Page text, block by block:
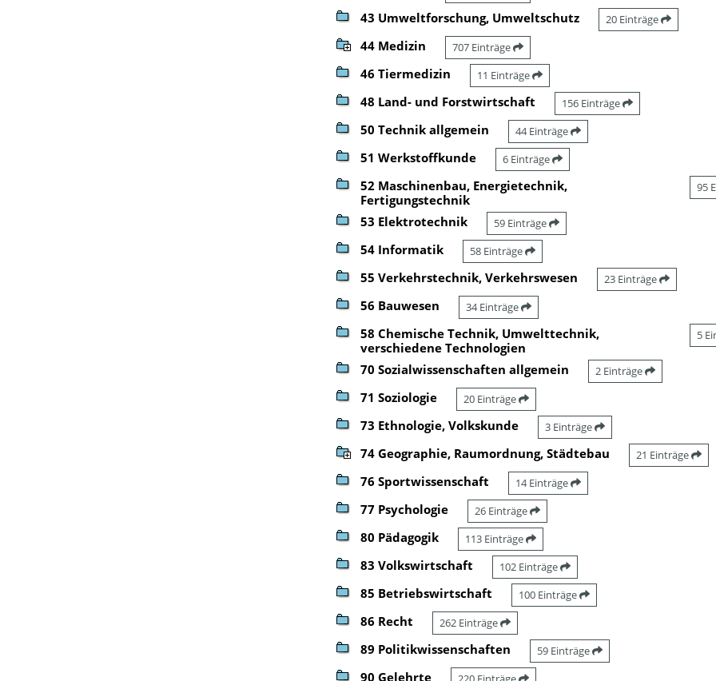
43 Umweltforschung, Umweltschutz 20 Einträge
44 Medizin 707 Einträge
46 Tiermedizin 11 Einträge
48 Land- und Forstwirtschaft 156 Einträge
50 Technik allgemein 44 Einträge
51 Werkstoffkunde 6 Einträge
52 Maschinenbau, Energietechnik,
Fertigungstechnik
95
53 Elektrotechnik 59 Einträge
54 Informatik 58 Einträge
55 Verkehrstechnik, Verkehrswesen 23 Einträge
56 Bauwesen 34 Einträge
58 Chemische Technik, Umwelttechnik,
verschiedene Technologien
5
70 Sozialwissenschaften allgemein 2 Einträge
71 Soziologie 20 Einträge
73 Ethnologie, Volkskunde 3 Einträge
74 Geographie, Raumordnung, Städtebau 21 Einträge
76 Sportwissenschaft 14 Einträge
77 Psychologie 26 Einträge
80 Pädagogik 113 Einträge
83 Volkswirtschaft 102 Einträge
85 Betriebswirtschaft 100 Einträge
86 Recht 262 Einträge
89 Politikwissenschaften 59 Einträge
90 Gelehrte